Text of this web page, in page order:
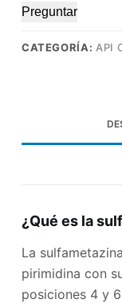
Preguntar
CATEGORÍA: API
¿Qué es la
La
pirimidina con
posiciones 4 y